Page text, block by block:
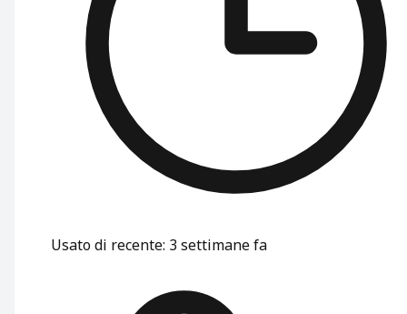
Usato di recente: 3 settimane fa